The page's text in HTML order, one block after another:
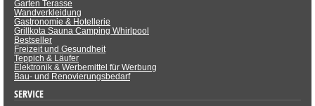
Garten Terasse
Wandverkleidung
Gastronomie & Hotellerie
Grillkota Sauna Camping Whirlpool
Bestseller
Freizeit und Gesundheit
Teppich & Läufer
Elektronik & Werbemittel für Werbung
Bau- und Renovierungsbedarf
SERVICE